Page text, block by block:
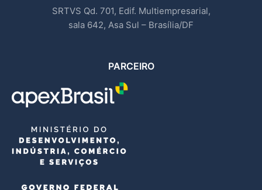
SRTVS Qd. 701, Edif. Multiempresarial,
sala 642, Asa Sul – Brasília/DF
PARCEIRO